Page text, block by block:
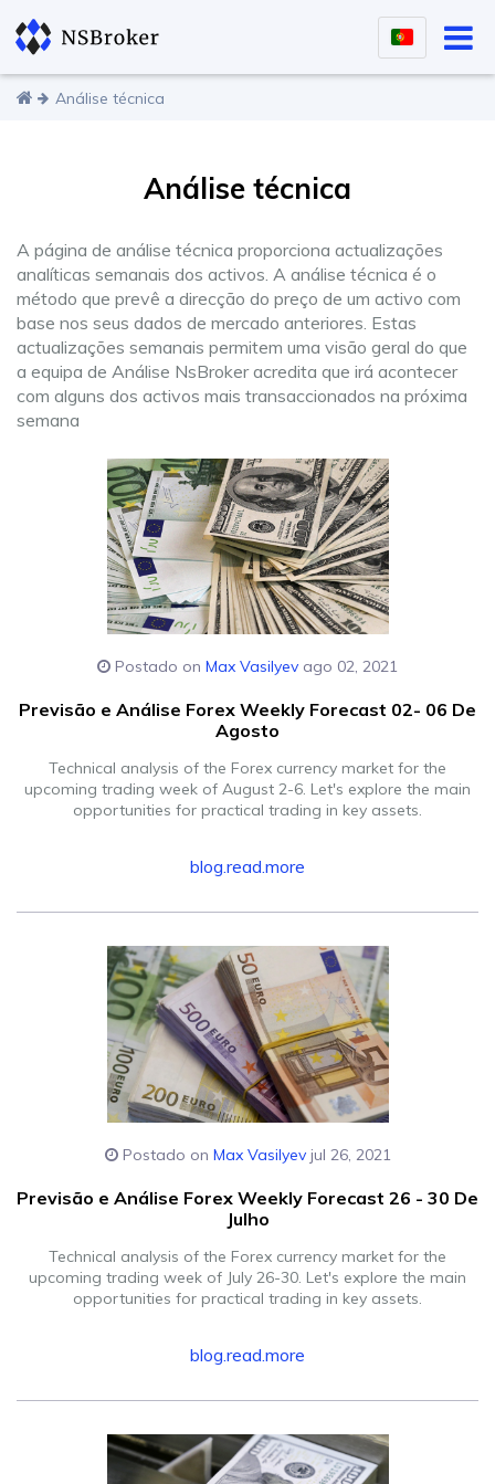
Análise técnica
Análise técnica
A página de análise técnica proporciona actualizações
analíticas semanais dos activos. A análise técnica é o
método que prevê a direcção do preço de um activo com
base nos seus dados de mercado anteriores. Estas
actualizações semanais permitem uma visão geral do que
a equipa de Análise NsBroker acredita que irá acontecer
com alguns dos activos mais transaccionados na próxima
semana
Postado on Max Vasilyev ago 02, 2021
Previsão e Análise Forex Weekly Forecast 02- 06 De
Agosto
Technical analysis of the Forex currency market for the
upcoming trading week of August 2-6. Let's explore the main
opportunities for practical trading in key assets.
blog.read.more
Postado on Max Vasilyevjul 26, 2021
Previsão e Análise Forex Weekly Forecast 26 - 30 De
Julho
Technical analysis of the Forex currency market for the
upcoming trading week of July 26-30. Let's explore the main
opportunities for practical trading in key assets.
blog.read.more